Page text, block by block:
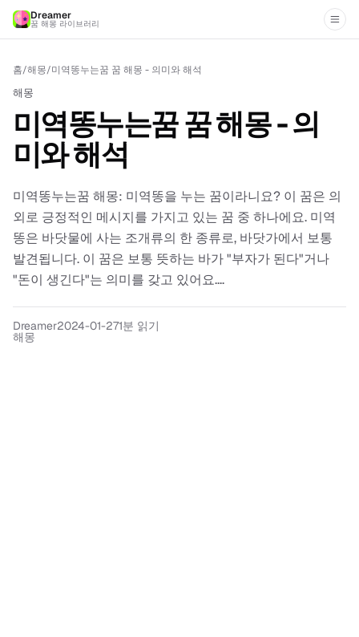
Dreamer
꿈 해몽 라이브러리
홈/해몽/미역똥누는꿈 꿈 해몽 - 의미와 해석
해몽
미역똥누는꿈 꿈 해몽 - 의
미와 해석
미역똥누는꿈 해몽: 미역똥을 누는 꿈이라니요? 이 꿈은 의
외로 긍정적인 메시지를 가지고 있는 꿈 중 하나에요. 미역
똥은 바닷물에 사는 조개류의 한 종류로, 바닷가에서 보통
발견됩니다. 이 꿈은 보통 뜻하는 바가 "부자가 된다"거나
"돈이 생긴다"는 의미를 갖고 있어요....
Dreamer2024-01-271분 읽기
해몽